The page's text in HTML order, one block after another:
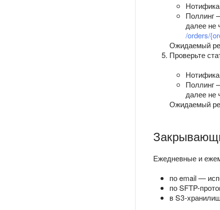
Поллинг
далее не
/orders/
Ожидаемый
Проверьте
Поллинг
далее не
Ожидаемый
Ежедневные и
по email —
по SFTP-
в S3-